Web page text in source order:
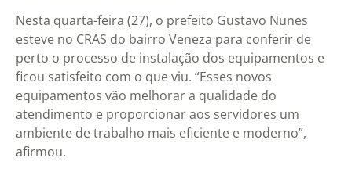
Nesta quarta-feira (27), o prefeito Gustavo Nunes
esteve no CRAS do bairro Veneza para conferir de
perto o processo de instalação dos equipamentos e
ficou satisfeito com o que viu. “Esses novos
equipamentos vão melhorar a qualidade do
atendimento e proporcionar aos servidores um
ambiente de trabalho mais eficiente e moderno”,
afirmou.